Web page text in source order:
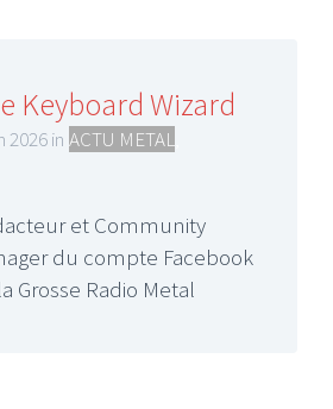
Keyboard Wizard
2026 in ACTU METAL
et Community
du compte Facebook
Grosse Radio Metal